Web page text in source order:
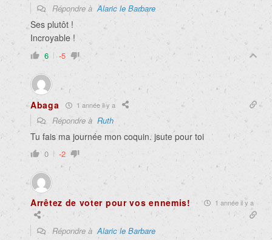
Répondre àAlaric le Barbare
Ses plutôt !
Incroyable !
6 -5
Abaga 1 année il y a
Répondre à Ruth
Tu fais ma journée mon coquin. jsute pour toi
0 -2
Arrêtez de voter pour vos ennemis! 1 année il y a
Répondre àAlaric le Barbare